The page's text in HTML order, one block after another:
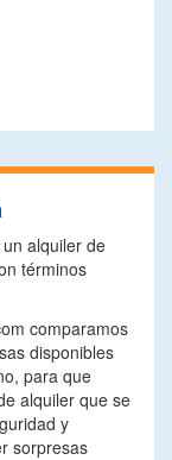
alquiler de
términos
comparamos
disponibles
para que
alquiler que se
y
sorpresas